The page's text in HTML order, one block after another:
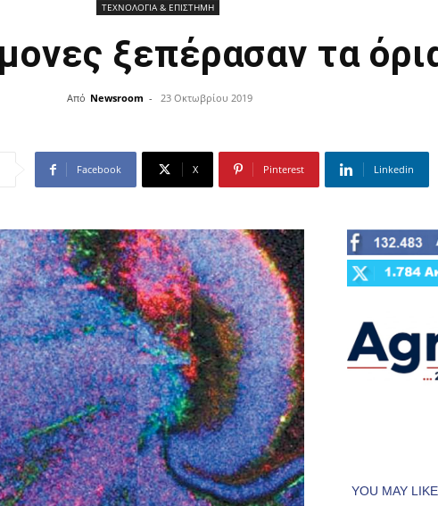
ΤΕΧΝΟΛΟΓΙΑ & ΕΠΙΣΤΗΜΗ
ξεπέρασαν τα
Από Newsroom - 23 Οκτωβρίου 2019
Facebook X Pinterest Linkedin